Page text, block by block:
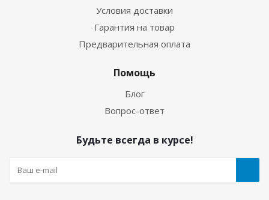
Условия доставки
Гарантия на товар
Предварительная оплата
Помощь
Блог
Вопрос-ответ
Будьте всегда в курсе!